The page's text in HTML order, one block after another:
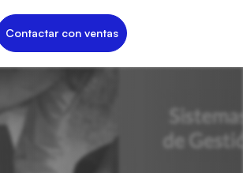
Contactar con ventas